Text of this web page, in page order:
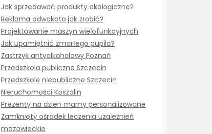
Jak sprzedawać produkty ekologiczne?
Reklama adwokata jak zrobić?
Projektowanie maszyn wielofunkcyjnych
Jak upamiętnić zmarłego pupila?
Zastrzyk antyalkoholowy Poznań
Przedszkola publiczne Szczecin
Przedszkole niepubliczne Szczecin
Nieruchomości Koszalin
Prezenty na dzien mamy personalizowane
Zamknięty ośrodek leczenia uzależnień
mazowieckie